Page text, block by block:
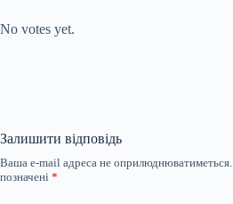
No votes yet.
Залишити відповідь
Ваша e-mail адреса не оприлюднюватиметься.
позначені *